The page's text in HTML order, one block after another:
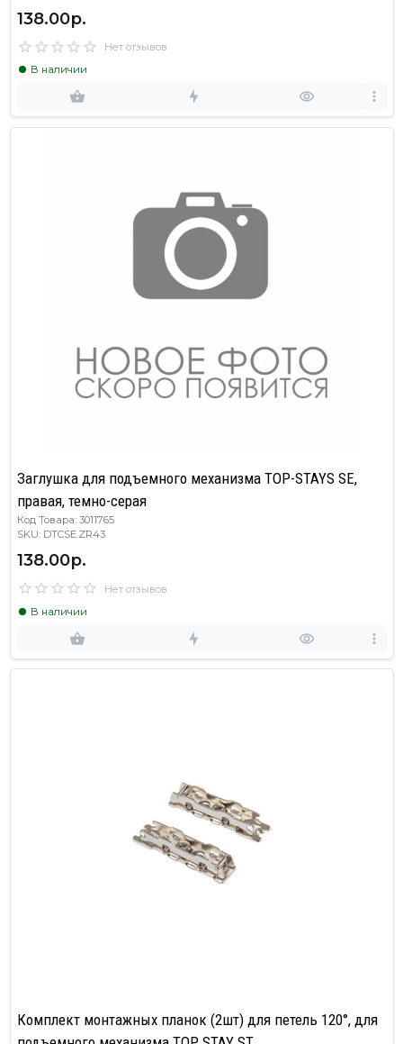
138.00р.
Нет отзывов
В наличии
Заглушка для подъемного механизма TOP-STAYS SE,
правая, темно-серая
Код Товара: 3011765
SKU: DTCSE.ZR43
138.00р.
Нет отзывов
В наличии
Комплект монтажных планок (2шт) для петель 120°, для